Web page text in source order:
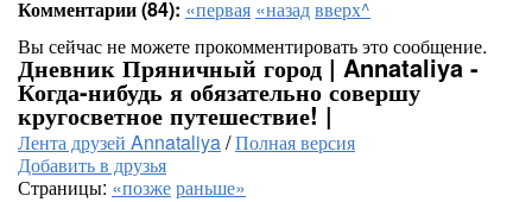
Комментарии (84): «первая «назадвверх^
Вы сейчас не можете прокомментировать это сообщение.
Дневник Пряничный город | Annataliya -
Когда-нибудь я обязательно совершу
кругосветное путешествие! |
Лента друзей Annataliya/Полная версия
Добавить в друзья
Страницы: «позжераньше»